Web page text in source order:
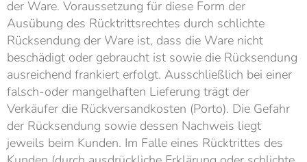
der Ware. Voraussetzung für diese Form der
Ausübung des Rücktrittsrechtes durch schlichte
Rücksendung der Ware ist, dass die Ware nicht
beschädigt oder gebraucht ist sowie die Rücksendung
ausreichend frankiert erfolgt. Ausschließlich bei einer
falsch-oder mangelhaften Lieferung trägt der
Verkäufer die Rückversandkosten (Porto). Die Gefahr
der Rücksendung sowie dessen Nachweis liegt
jeweils beim Kunden. Im Falle eines Rücktrittes des